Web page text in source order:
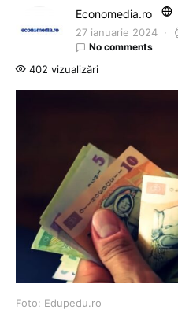
Economedia.ro
27 ianuarie 2024
No comments
402 vizualizări
Foto: Edupedu.ro